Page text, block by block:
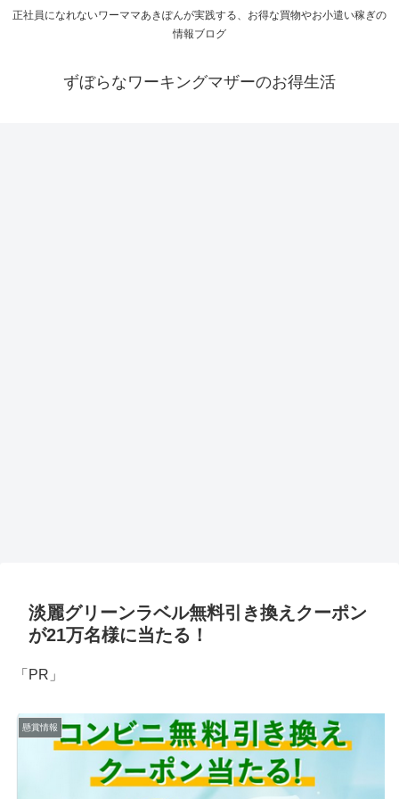
正社員になれないワーママあきぽんが実践する、お得な買物やお小遣い稼ぎの
情報ブログ
ずぼらなワーキングマザーのお得生活
淡麗グリーンラベル無料引き換えクーポン
が21万名様に当たる！
「PR」
懸賞情報